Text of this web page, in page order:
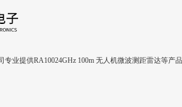
专业提供RA10024GHz 100m 无人机微波测距雷达等产